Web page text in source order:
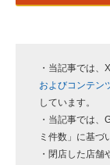
・当記事では、
およびコンテン
しています。
・当記事では
ミ件数」に基づ
・閉店した店